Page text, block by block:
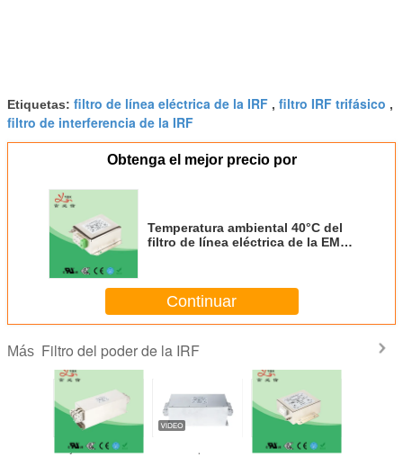
Etiquetas: filtro de línea eléctrica de la IRF , filtro IRF trifásico ,
filtro de interferencia de la IRF
Obtenga el mejor precio por
Temperatura ambiental 40°C del
filtro de línea eléctrica de la EMI
Continuar
Más Filtro del poder de la IRF
Caja metálica del
Filtro eléctrico del